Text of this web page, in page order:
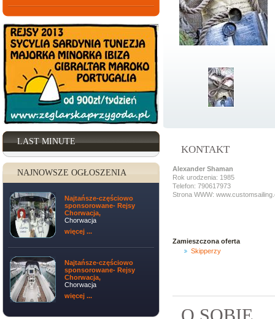
LAST MINUTE
NAJNOWSZE OGŁOSZENIA
Najtańsze-częściowo
sponsorowane- Rejsy
Chorwacja,
Chorwacja
więcej ...
Najtańsze-częściowo
sponsorowane- Rejsy
Chorwacja,
Chorwacja
więcej ...
KONTAKT
Alexander Shaman
Rok urodzenia: 1985
Telefon: 790617973
Strona WWW:
Zamieszczona oferta
Skipperzy